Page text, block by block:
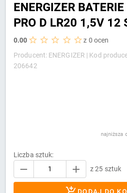
ENERGIZER
PRO D LR20 1,5V 12
0.00
z 0 ocen
Producent: ENERGIZER | Kod
206642
najniższa
Liczba sztuk:
z 25 sztuk